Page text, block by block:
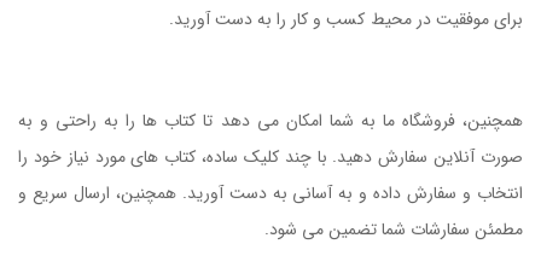
برای موفقیت در محیط کسب و کار را به دست آورید.
همچنین، فروشگاه ما به شما امکان می دهد تا کتاب ها را به راحتی و به
صورت آنلاین سفارش دهید. با چند کلیک ساده، کتاب های مورد نیاز خود را
انتخاب و سفارش داده و به آسانی به دست آورید. همچنین، ارسال سریع و
مطمئن سفارشات شما تضمین می شود.